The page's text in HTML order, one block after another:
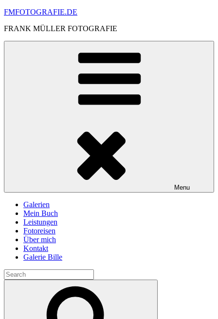
Skip
content
FMFOTOGRAFIE.DE
FRANK MÜLLER FOTOGRAFIE
Menu
Galerien
Mein Buch
Leistungen
Fotoreisen
Über mich
Kontakt
Galerie Bille
Search
for: